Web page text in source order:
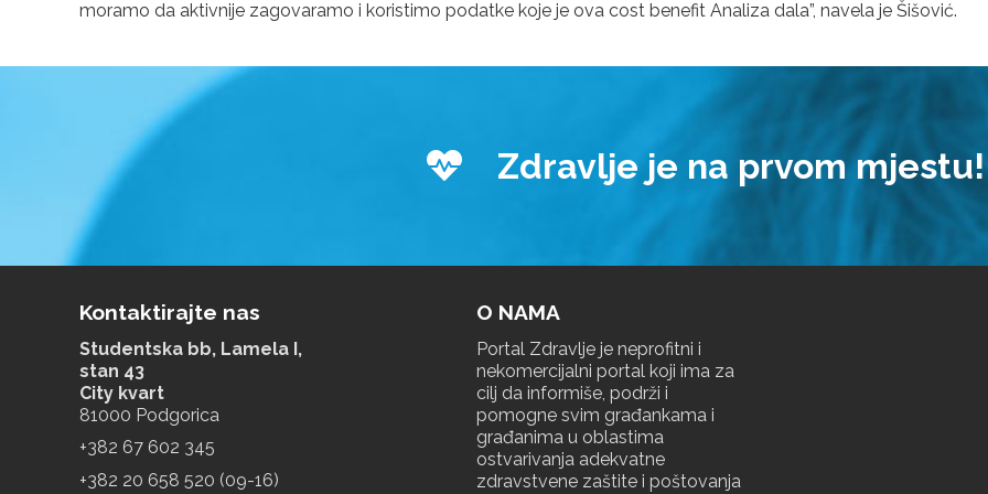
moramo da aktivnije zagovaramo i koristimo podatke koje je ova cost benefit Analiza dala”, navela je Šišović.
Zdravlje je na prvom
Kontaktirajte nas
Studentska bb, Lamela I,
stan 43
City kvart
81000 Podgorica
+‎382 67 602 345
+‎382 20 658 520 (09-16)
O NAMA
Portal Zdravlje je neprofitni i
nekomercijalni portal koji ima za
cilj da informiše, podrži i
pomogne svim građankama i
građanima u oblastima
ostvarivanja adekvatne
zdravstvene zaštite i poštovanja